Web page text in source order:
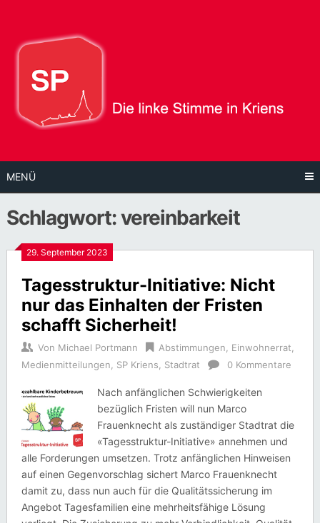
Inhalt
MENÜ
Schlagwort:vereinbarkeit
29. September 2023
Tagesstruktur-Initiative: Nicht
nur das Einhalten der Fristen
schafft Sicherheit!
Von Michael Portmann Abstimmungen Einwohnerrat
Medienmitteilungen
SP Kriens Stadtrat 0 Kommentare
Nach anfänglichen Schwierigkeiten
bezüglich Fristen will nun Marco
Frauenknecht als zuständiger Stadtrat die
«Tagesstruktur-Initiative» annehmen und
alle Forderungen umsetzen. Trotz anfänglichen Hinweisen
auf einen Gegenvorschlag sichert Marco Frauenknecht
damit zu, dass nun auch für die Qualitätssicherung im
Angebot Tagesfamilien eine mehrheitsfähige Lösung